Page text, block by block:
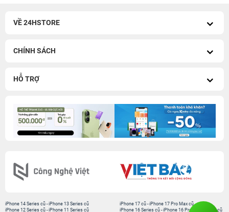
VỀ 24HSTORE
CHÍNH SÁCH
HỖ TRỢ
iPhone 14 Series cũ -iPhone 13 Series cũ
iPhone 12 Series cũ -iPhone 11 Series cũ
iPhone 17 cũ -iPhone 17 Pro Max cũ
iPhone 16 Series cũ - iPhone 16 Pro Max 256GB cũ